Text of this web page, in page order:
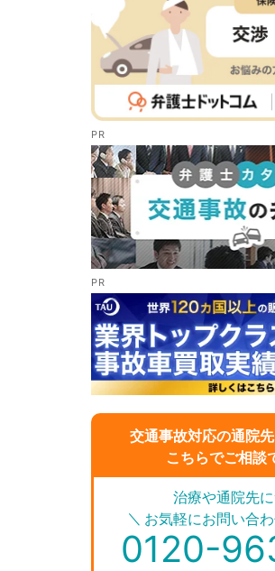
交通事故対応の通院
こちらでご相談
＼
治療や通院先
お気軽にお問い合
0120-